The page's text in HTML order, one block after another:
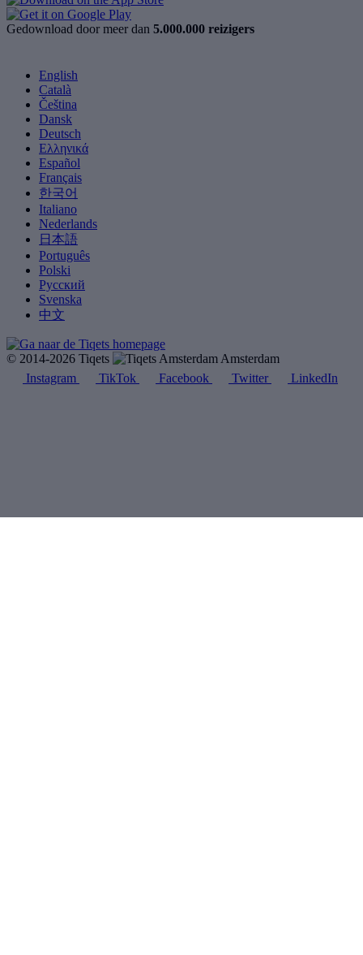
Gedownload door meer dan 5.000.000 reizigers
English
Català
Čeština
Dansk
Deutsch
Ελληνικά
Español
Français
한국어
Italiano
Nederlands
日本語
Português
Polski
Русский
Svenska
中文
© 2014-2026 Tiqets
Amsterdam
Instagram
TikTok Facebook Twitter LinkedIn